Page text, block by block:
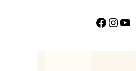
Facebook InstagramYouTube